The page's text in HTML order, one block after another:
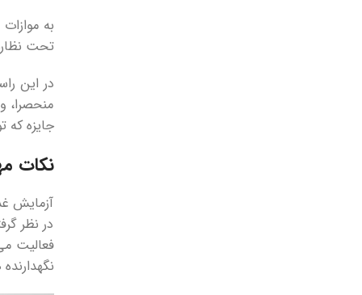
به
تحت
در این
منحصرا،
جایزه که
نکات
آزمایش
در نظر
فعالیت